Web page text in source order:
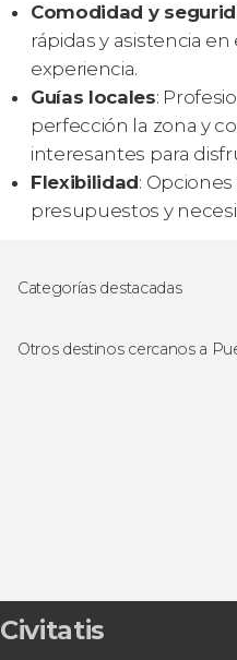
Comodidad y
rápidas y asistencia
experiencia.
Guías locales:
perfección la zona y
interesantes para
Flexibilidad:
presupuestos y
Categorías destacadas
Buceo
Otros destinos cercanos a
Civitatis